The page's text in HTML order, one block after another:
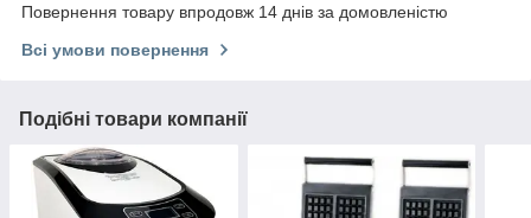
Повернення товару впродовж 14 днів за домовленістю
Всі умови повернення
Подібні товари компанії